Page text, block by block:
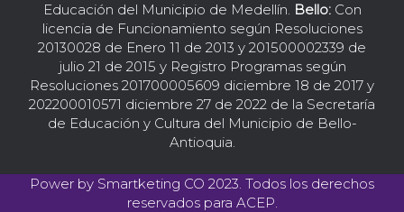
Educación del Municipio de Medellín. Bello:Con
licencia de Funcionamiento según Resoluciones
20130028 de Enero 11 de 2013 y 201500002339 de
julio 21 de 2015 y Registro Programas según
Resoluciones 201700005609 diciembre 18 de 2017 y
202200010571 diciembre 27 de 2022 de la Secretaría
de Educación y Cultura del Municipio de Bello-
Antioquia.
Power by Smartketing CO 2023. Todos los derechos
reservados para ACEP.